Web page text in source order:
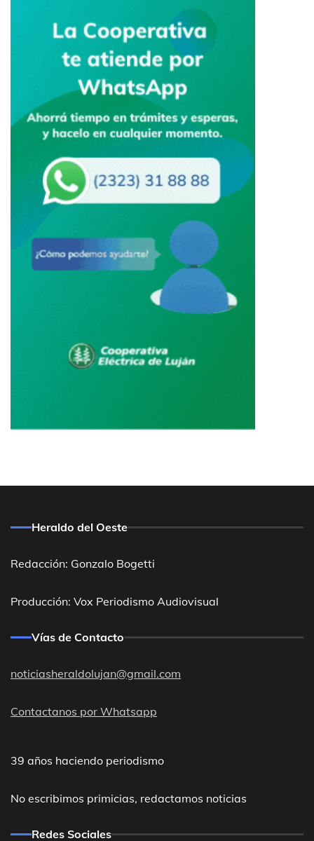
Heraldo del Oeste
Redacción: Gonzalo Bogetti
Producción: Vox Periodismo Audiovisual
Vías de Contacto
noticiasheraldolujan@gmail.com
Contactanos por Whatsapp
39 años haciendo periodismo
No escribimos primicias, redactamos noticias
Redes Sociales